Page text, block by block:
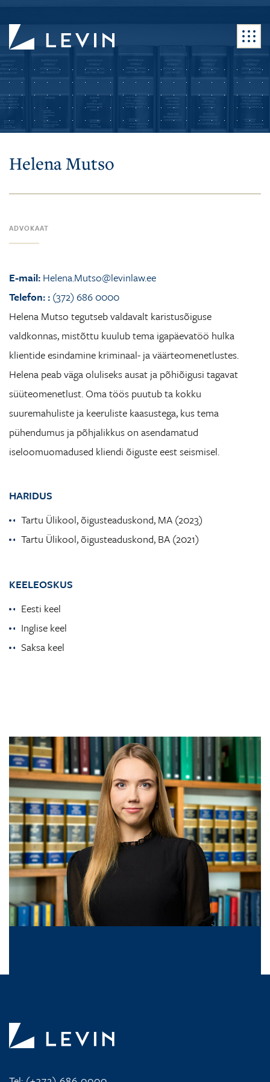
Helena Mutso
ADVOKAAT
E-mail: Helena.Mutso@levinlaw.ee
Telefon: : (372) 686 0000
Helena Mutso tegutseb valdavalt karistusõiguse
valdkonnas, mistõttu kuulub tema igapäevatöö hulka
klientide esindamine kriminaal- ja väärteomenetlustes.
Helena peab väga oluliseks ausat ja põhiõigusi tagavat
süüteomenetlust. Oma töös puutub ta kokku
suuremahuliste ja keeruliste kaasustega, kus tema
pühendumus ja põhjalikkus on asendamatud
iseloomuomadused kliendi õiguste eest seismisel.
HARIDUS
Tartu Ülikool, õigusteaduskond, MA (2023)
Tartu Ülikool, õigusteaduskond, BA (2021)
KEELEOSKUS
Eesti keel
Inglise keel
Saksa keel